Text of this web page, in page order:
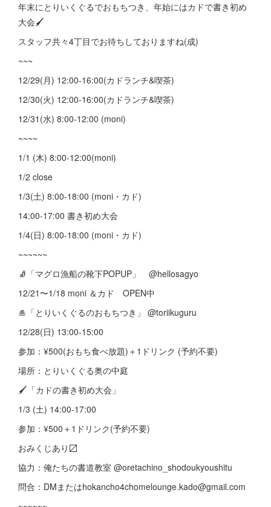
年末にとりいくぐるでおもちつき、年始にはカドで書き初め
大会🖌️
スタッフ共々4丁目でお待ちしておりますね(成)
~~~
12/29(月) 12:00-16:00(カドランチ&喫茶)
12/30(火) 12:00-16:00(カドランチ&喫茶)
12/31(水) 8:00-12:00 (moni)
~~~~
1/1 (木) 8:00-12:00(moni)
1/2 close
1/3(土) 8:00-18:00 (moni・カド)
14:00-17:00 書き初め大会
1/4(日) 8:00-18:00 (moni・カド)
~~~~~~
🧦「マグロ漁船の靴下POPUP」 @hellosagyo
12/21〜1/18 moni ＆カド OPEN中
🎍「とりいくぐるのおもちつき」 @toriikuguru
12/28(日) 13:00-15:00
参加：¥500(おもち食べ放題)＋1ドリンク (予約不要)
場所：とりいくぐる奥の中庭
🖌️「カドの書き初め大会」
1/3 (土) 14:00-17:00
参加：¥500＋1ドリンク(予約不要)
おみくじあり〼
協力：俺たちの書道教室 @oretachino_shodoukyoushitu
問合：DMまたはhokancho4chomelounge.kado@gmail.com